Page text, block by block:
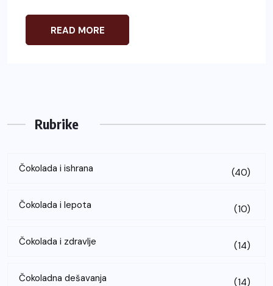
READ MORE
Rubrike
Čokolada i ishrana (40)
Čokolada i lepota (10)
Čokolada i zdravlje (14)
Čokoladna dešavanja (14)